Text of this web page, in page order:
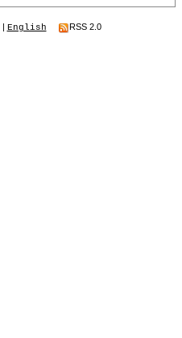
| English RSS 2.0